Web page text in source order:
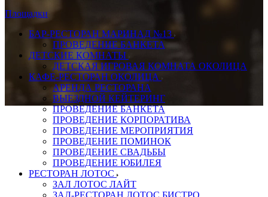
Площадки
БАР-РЕСТОРАН МАРИНАД №13
ПРОВЕДЕНИЕ БАНКЕТА
ДЕТСКИЕ КОМНАТЫ
ДЕТСКАЯ ИГРОВАЯ КОМНАТА ОКОЛИЦА
КАФЕ-РЕСТОРАН ОКОЛИЦА
АРЕНДА РЕСТОРАНА
ВЫЕЗДНОЙ КЕЙТЕРИНГ
ПРОВЕДЕНИЕ БАНКЕТА
ПРОВЕДЕНИЕ КОРПОРАТИВА
ПРОВЕДЕНИЕ МЕРОПРИЯТИЯ
ПРОВЕДЕНИЕ ПОМИНОК
ПРОВЕДЕНИЕ СВАДЬБЫ
ПРОВЕДЕНИЕ ЮБИЛЕЯ
РЕСТОРАН ЛОТОС
ЗАЛ ЛОТОС ЛАЙТ